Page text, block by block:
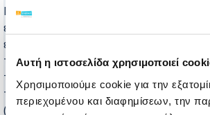
Αυτή η ιστοσελίδα χρησιμοποιεί
Χρησιμοποιούμε cookie για την
περιεχομένου και διαφημίσεων, την
Μαθητές και εκπαιδευτικοί σχολείων
επαγγελματικής κατάρτισης
εγκαταστάσεις του παραρτήματος,
την κοινωνική υπηρεσία για την
της ΕΛΕΠΑΠ, ξεναγήθηκαν χώρους μας
τους μαθητές των τμημάτων της
(ΚΔΗΦ).